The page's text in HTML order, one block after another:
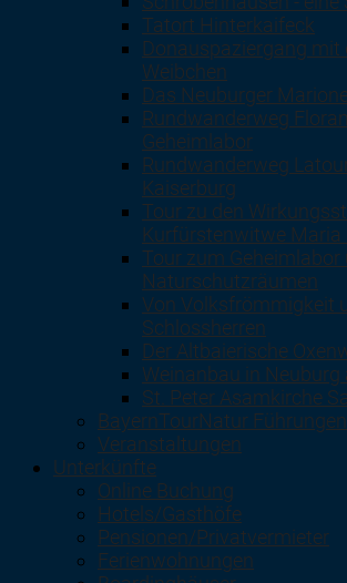
Tatort Hinterkaifeck
Donauspaziergang mit
Weibchen
Das Neuburger
Rundwanderweg
Geheimlabor
Rundwanderweg
Kaiserburg
Tour zu den
Kurfürstenwitwe Maria
Tour zum Geheimlabor
Naturschutzräumen
Von Volksfrömmigkeit
Schlossherren
Der Altbaierische
Weinanbau in Neuburg
St. Peter Asamkirche
BayernTourNatur Führungen
Veranstaltungen
Unterkünfte
Online Buchung
Hotels/Gasthöfe
Pensionen/Privatvermieter
Ferienwohnungen